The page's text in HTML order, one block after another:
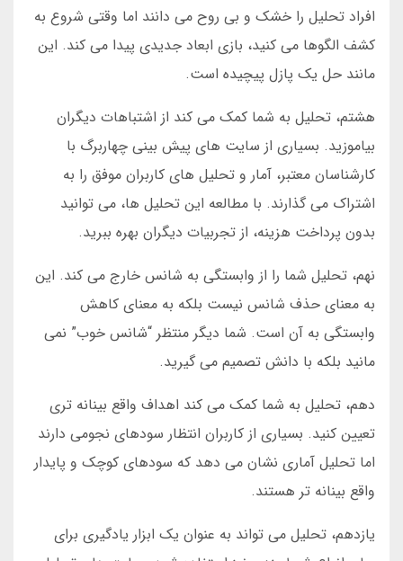
افراد تحلیل را خشک و بی روح می دانند اما وقتی شروع به
کشف الگوها می کنید، بازی ابعاد جدیدی پیدا می کند. این
مانند حل یک پازل پیچیده است.
هشتم، تحلیل به شما کمک می کند از اشتباهات دیگران
بیاموزید. بسیاری از سایت های پیش بینی چهاربرگ با
کارشناسان معتبر، آمار و تحلیل های کاربران موفق را به
اشتراک می گذارند. با مطالعه این تحلیل ها، می توانید
بدون پرداخت هزینه، از تجربیات دیگران بهره ببرید.
نهم، تحلیل شما را از وابستگی به شانس خارج می کند. این
به معنای حذف شانس نیست بلکه به معنای کاهش
وابستگی به آن است. شما دیگر منتظر “شانس خوب” نمی
مانید بلکه با دانش تصمیم می گیرید.
دهم، تحلیل به شما کمک می کند اهداف واقع بینانه تری
تعیین کنید. بسیاری از کاربران انتظار سودهای نجومی دارند
اما تحلیل آماری نشان می دهد که سودهای کوچک و پایدار
واقع بینانه تر هستند.
یازدهم، تحلیل می تواند به عنوان یک ابزار یادگیری برای